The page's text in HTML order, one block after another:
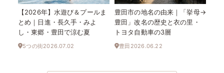
【2026年】水遊び＆プールま
とめ｜日進・長久手・みよ
し・東郷・豊田で涼む夏
2026.07.02
5つの街
豊田市の地名の由来｜「挙母→
豊田」改名の歴史と衣の里・
トヨタ自動車の3層
2026.06.22
豊田